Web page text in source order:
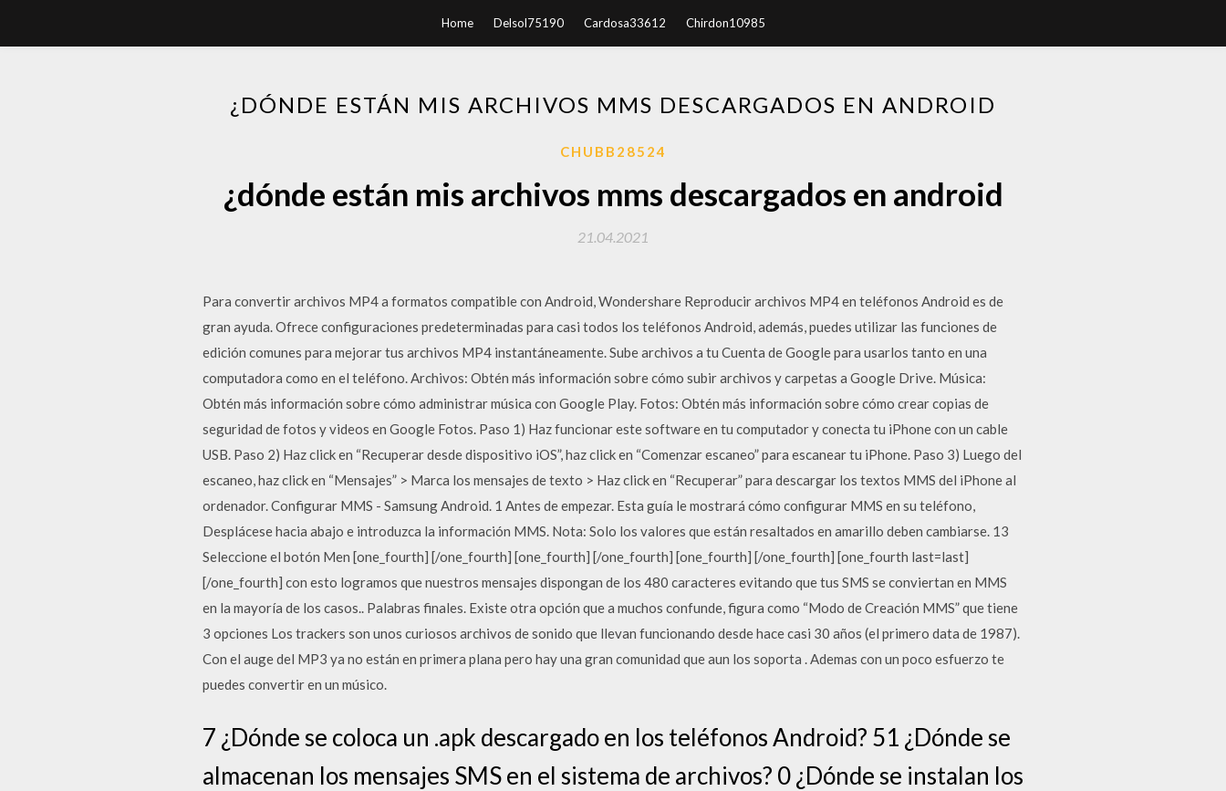
Home Delsol75190 Cardosa33612 Chirdon10985
¿DÓNDE ESTÁN MIS ARCHIVOS MMS DESCARGADOS EN ANDROID
CHUBB28524
¿dónde están mis archivos mms descargados en android
21.04.2021
Para convertir archivos MP4 a formatos compatible con Android, Wondershare Reproducir archivos MP4 en teléfonos Android es de
gran ayuda. Ofrece configuraciones predeterminadas para casi todos los teléfonos Android, además, puedes utilizar las funciones de
edición comunes para mejorar tus archivos MP4 instantáneamente. Sube archivos a tu Cuenta de Google para usarlos tanto en una
computadora como en el teléfono. Archivos: Obtén más información sobre cómo subir archivos y carpetas a Google Drive. Música:
Obtén más información sobre cómo administrar música con Google Play. Fotos: Obtén más información sobre cómo crear copias de
seguridad de fotos y videos en Google Fotos. Paso 1) Haz funcionar este software en tu computador y conecta tu iPhone con un cable
USB. Paso 2) Haz click en “Recuperar desde dispositivo iOS”, haz click en “Comenzar escaneo” para escanear tu iPhone. Paso 3) Luego del
escaneo, haz click en “Mensajes” > Marca los mensajes de texto > Haz click en “Recuperar” para descargar los textos MMS del iPhone al
ordenador. Configurar MMS - Samsung Android. 1 Antes de empezar. Esta guía le mostrará cómo configurar MMS en su teléfono,
Desplácese hacia abajo e introduzca la información MMS. Nota: Solo los valores que están resaltados en amarillo deben cambiarse. 13
Seleccione el botón Men [one_fourth] [/one_fourth] [one_fourth] [/one_fourth] [one_fourth] [/one_fourth] [one_fourth last=last]
[/one_fourth] con esto logramos que nuestros mensajes dispongan de los 480 caracteres evitando que tus SMS se conviertan en MMS
en la mayoría de los casos.. Palabras finales. Existe otra opción que a muchos confunde, figura como “Modo de Creación MMS” que tiene
3 opciones Los trackers son unos curiosos archivos de sonido que llevan funcionando desde hace casi 30 años (el primero data de 1987).
Con el auge del MP3 ya no están en primera plana pero hay una gran comunidad que aun los soporta . Ademas con un poco esfuerzo te
puedes convertir en un músico.
7 ¿Dónde se coloca un .apk descargado en los teléfonos Android? 51 ¿Dónde se
almacenan los mensajes SMS en el sistema de archivos? 0 ¿Dónde se instalan los